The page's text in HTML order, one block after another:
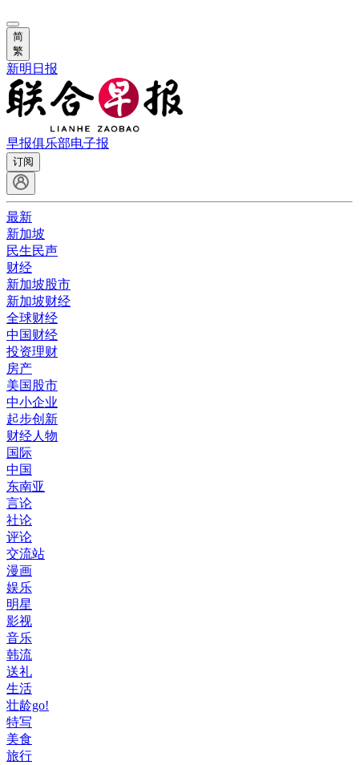
简
繁
新明日报
早报俱乐部电子报
订阅
最新
新加坡
民生民声
财经
新加坡股市
新加坡财经
全球财经
中国财经
投资理财
房产
美国股市
中小企业
起步创新
财经人物
国际
中国
东南亚
言论
社论
评论
交流站
漫画
娱乐
明星
影视
音乐
韩流
送礼
生活
壮龄go!
特写
美食
旅行